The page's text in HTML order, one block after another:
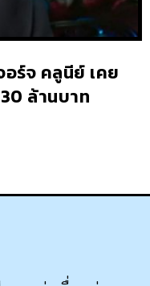
อร์จ คลูนีย์ เคย
ล้านบาท